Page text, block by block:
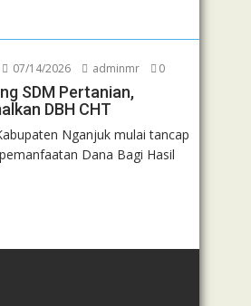
07/14/2026 adminmr 0
SDM Pertanian,
DBH CHT
Nganjuk mulai tancap
Dana Bagi Hasil